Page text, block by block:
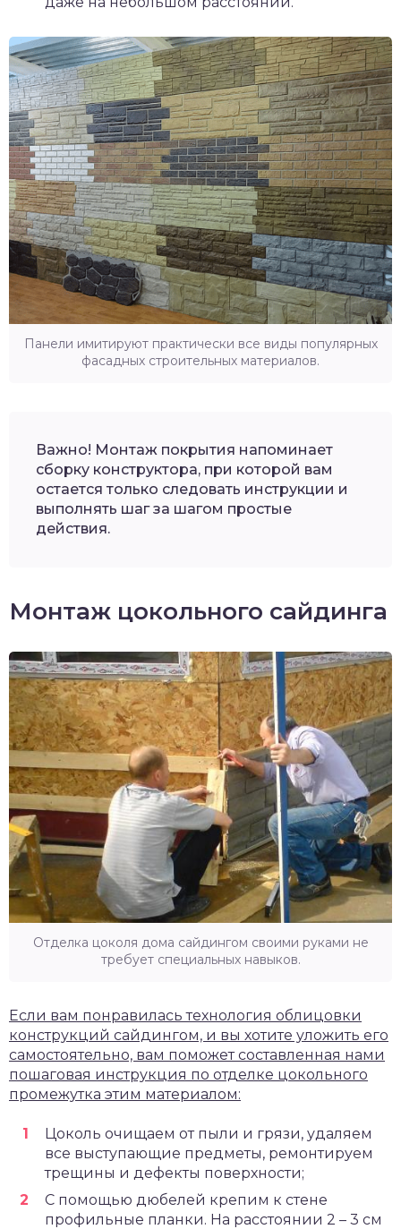
Панели имитируют практически все виды популярных
фасадных строительных материалов.
Важно! Монтаж покрытия напоминает
сборку конструктора, при которой вам
остается только следовать инструкции и
выполнять шаг за шагом простые
действия.
Монтаж цокольного сайдинга
Отделка цоколя дома сайдингом своими руками не
требует специальных навыков.
Если вам понравилась технология облицовки
конструкций сайдингом, и вы хотите уложить его
самостоятельно, вам поможет составленная нами
пошаговая инструкция по отделке цокольного
промежутка этим материалом:
Цоколь очищаем от пыли и грязи, удаляем
все выступающие предметы, ремонтируем
трещины и дефекты поверхности;
С помощью дюбелей крепим к стене
профильные планки. На расстоянии 2 – 3 см